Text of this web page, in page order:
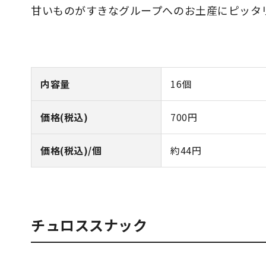
甘いものがすきなグループへのお土産にピッタ
内容量 16個
価格(税込) 700円
価格(税込)/個 約44円
チュロススナック